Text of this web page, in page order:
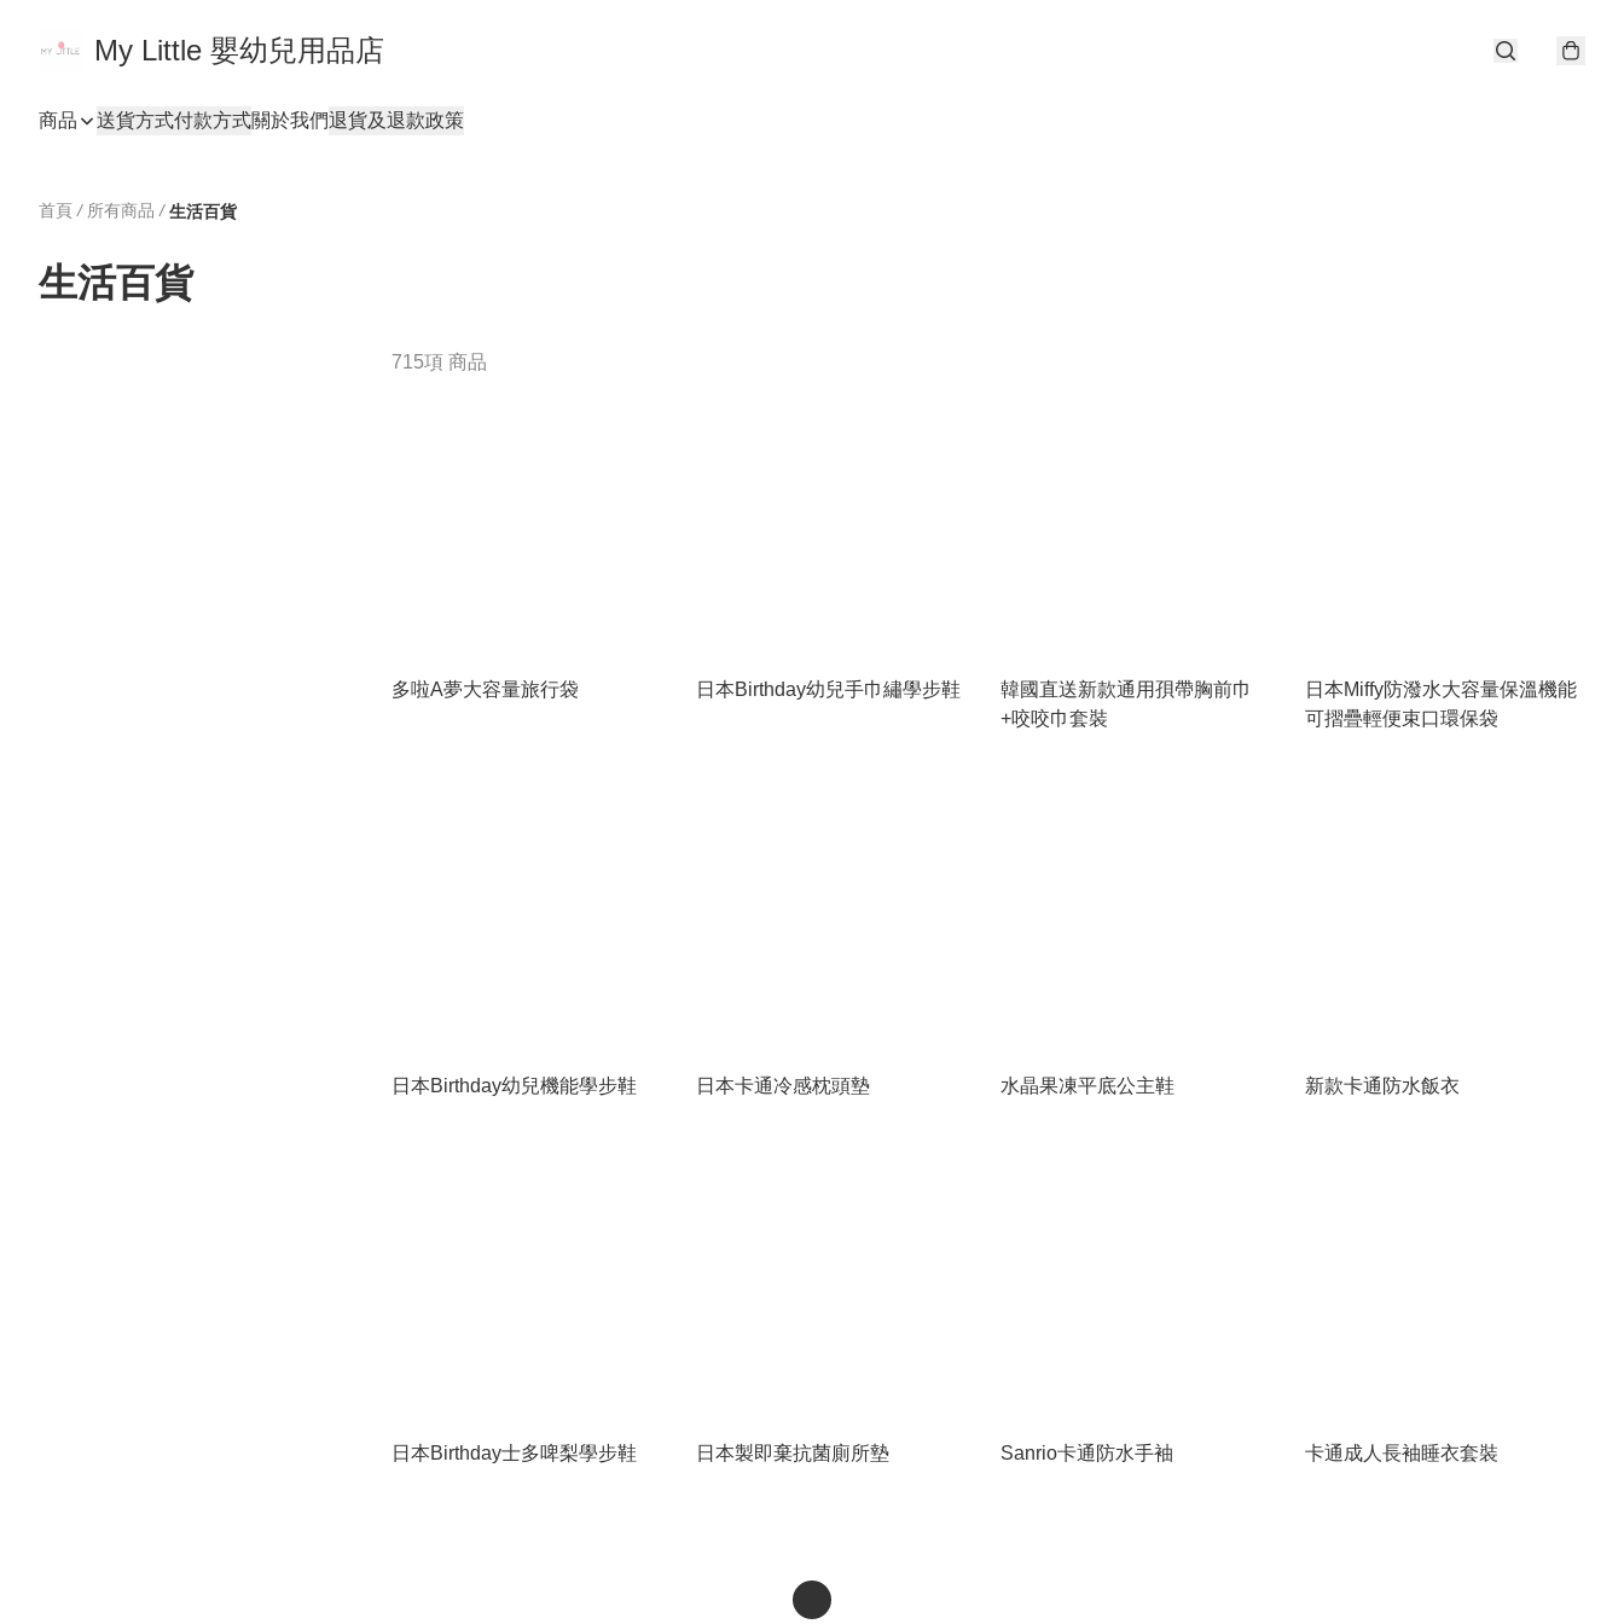
My Little 嬰幼兒用品店
商品 送貨方式付款方式關於我們退貨及退款政策
首頁 / 所有商品 / 生活百貨
生活百貨
715項 商品
多啦A夢大容量旅行袋 日本Birthday幼兒手巾繡學步鞋
韓國直送新款通用孭帶胸前巾
+咬咬巾套裝
日本Miffy防潑水大容量保溫機能
可摺疊輕便束口環保袋
日本Birthday幼兒機能學步鞋 日本卡通冷感枕頭墊 水晶果凍平底公主鞋 新款卡通防水飯衣
日本Birthday士多啤梨學步鞋 日本製即棄抗菌廁所墊 Sanrio卡通防水手袖 卡通成人長袖睡衣套裝